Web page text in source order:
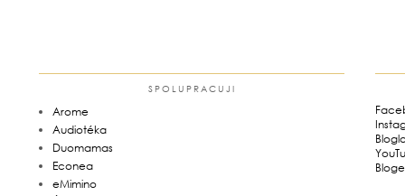
SPOLUPRACUJI
Arome
Audiotéka
Duomamas
Econea
eMimino